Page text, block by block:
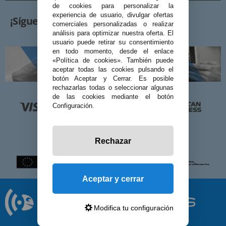
¡Síguenos!
de cookies para personalizar la
experiencia de usuario, divulgar ofertas
comerciales personalizadas o realizar
análisis para optimizar nuestra oferta. El
usuario puede retirar su consentimiento
en todo momento, desde el enlace
«Política de cookies». También puede
aceptar todas las cookies pulsando el
botón Aceptar y Cerrar. Es posible
rechazarlas todas o seleccionar algunas
de las cookies mediante el botón
Configuración.
Rechazar
Aceptar y cerrar
Modifica tu configuración